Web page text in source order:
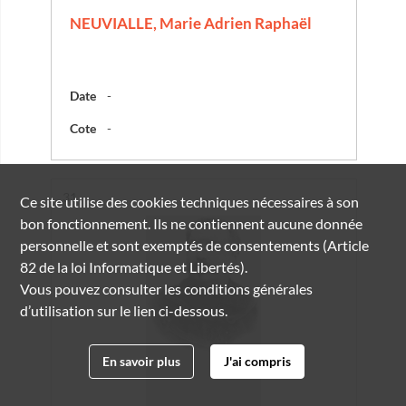
NEUVIALLE, Marie Adrien Raphaël
Date -
Cote -
Résultat n°
31
Ce site utilise descookiestechniques nécessaires à son
bon fonctionnement. Ils ne contiennent aucune donnée
personnelle et sont exemptés de consentements (Article
82 de la loi Informatique et Libertés).
Vous pouvez consulter les conditions générales
d’utilisation sur le lien ci-dessous.
En savoir plus J'ai compris